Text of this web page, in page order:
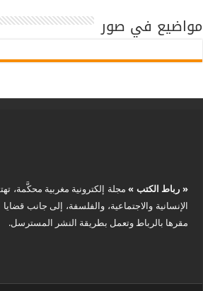
مواضيع في صور
« رباط الكتب »مجلة إلكترونية مغربية محكَّمة،
الإنسانية والاجتماعية، والفلسفة، إلى جانب
مقرها بالرباط وتعمل بطريقة النشر المسترسل.